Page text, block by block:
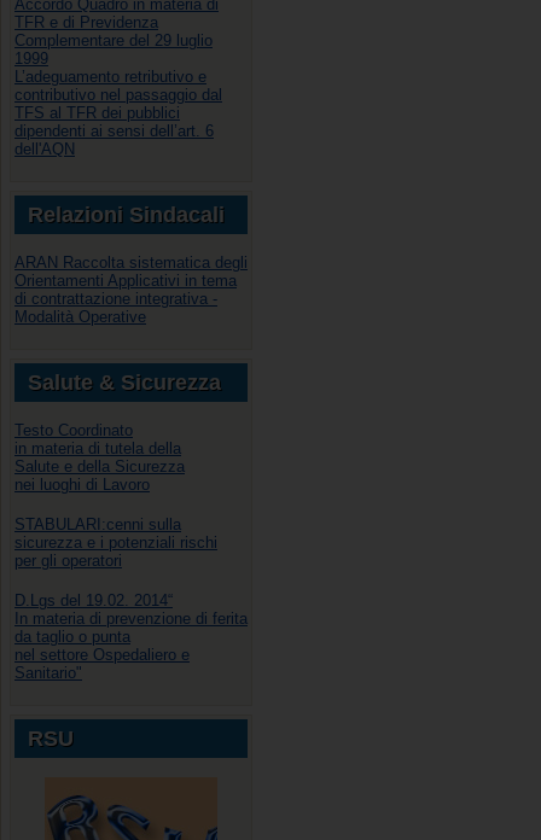
Accordo Quadro in materia di
TFR e di Previdenza
Complementare del 29 luglio
1999
L’adeguamento retributivo e
contributivo nel passaggio dal
TFS al TFR dei pubblici
dipendenti ai sensi dell’art. 6
dell'AQN
Relazioni Sindacali
ARAN Raccolta sistematica degli
Orientamenti Applicativi in tema
di contrattazione integrativa -
Modalità Operative
Salute & Sicurezza
Testo Coordinato
in materia di tutela della
Salute e della Sicurezza
nei luoghi di Lavoro
STABULARI:cenni sulla
sicurezza e i potenziali rischi
per gli operatori
D.Lgs del 19.02. 2014“
In materia di prevenzione di ferita
da taglio o punta
nel settore Ospedaliero e
Sanitario"
RSU